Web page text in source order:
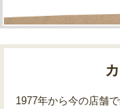
1977年から今の店舗